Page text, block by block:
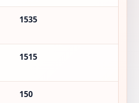
1535
1515
150